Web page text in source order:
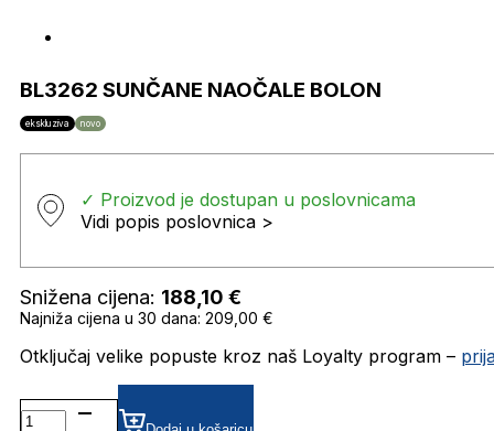
BL3262 SUNČANE NAOČALE BOLON
ekskluziva novo
✓ Proizvod je dostupan u poslovnicama
Vidi popis poslovnica >
Snižena cijena: 188,10 €
Najniža cijena u 30 dana: 209,00 €
Otključaj velike popuste kroz naš Loyalty program –
BL3262